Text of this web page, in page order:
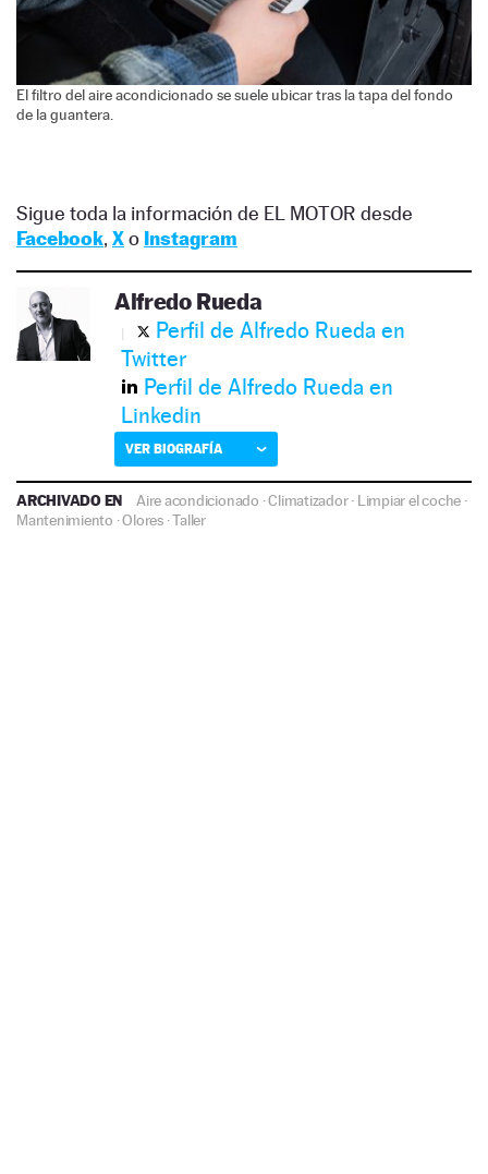
El filtro del aire acondicionado se suele ubicar tras la tapa del fondo
de la guantera.
Sigue toda la información de EL MOTOR desde
Facebook, Xo Instagram
Alfredo Rueda
Perfil de Alfredo Rueda en
Twitter
Perfil de Alfredo Rueda en
Linkedin
VER BIOGRAFÍA
ARCHIVADO EN Aire acondicionado ·Climatizador· Limpiar el coche ·
Mantenimiento ·Olores·Taller